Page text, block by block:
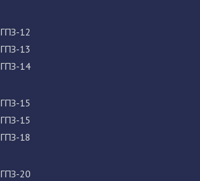
ГПЗ-12
ГПЗ-13
ГПЗ-14
ГПЗ-15
ГПЗ-15
ГПЗ-18
ГПЗ-20